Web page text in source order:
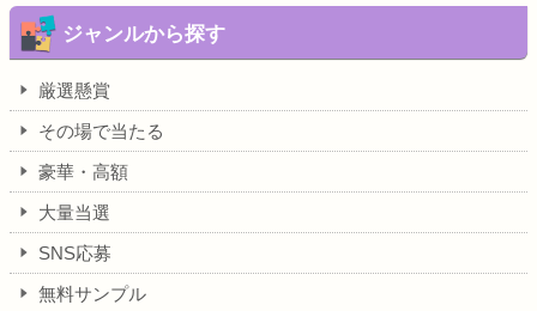
ジャンルから探す
厳選懸賞
その場で当たる
豪華・高額
大量当選
SNS応募
無料サンプル